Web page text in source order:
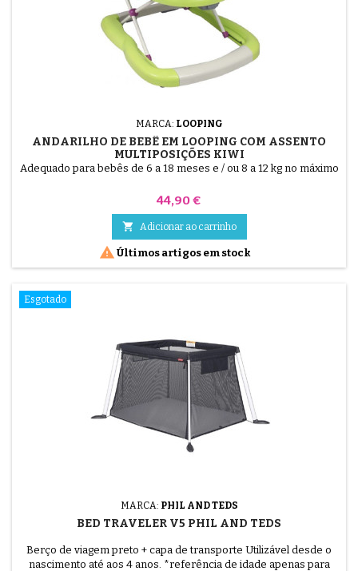
MARCA: LOOPING
ANDARILHO DE BEBÊ EM LOOPING COM ASSENTO
MULTIPOSIÇÕES KIWI
Adequado para bebês de 6 a 18 meses e / ou 8 a 12 kg no máximo
Preço
44,90 €
 Adicionar ao carrinho
 Últimos artigos em stock
Esgotado
MARCA: PHIL AND TEDS
BED TRAVELER V5 PHIL AND TEDS
Berço de viagem preto + capa de transporte Utilizável desde o
nascimento até aos 4 anos. *referência de idade apenas para